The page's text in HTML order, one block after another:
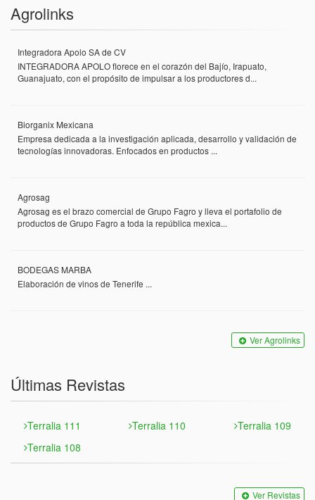
Agrolinks
Integradora Apolo SA de CV
INTEGRADORA APOLO florece en el corazón del Bajío, Irapuato,
Guanajuato, con el propósito de impulsar a los productores d...
Biorganix Mexicana
Empresa dedicada a la investigación aplicada, desarrollo y validación de
tecnologías innovadoras. Enfocados en productos ...
Agrosag
Agrosag es el brazo comercial de Grupo Fagro y lleva el portafolio de
productos de Grupo Fagro a toda la república mexica...
BODEGAS MARBA
Elaboración de vinos de Tenerife ...
Ver Agrolinks
Últimas Revistas
Terralia 111 Terralia 110
Terralia 109
Terralia 108
Ver Revistas